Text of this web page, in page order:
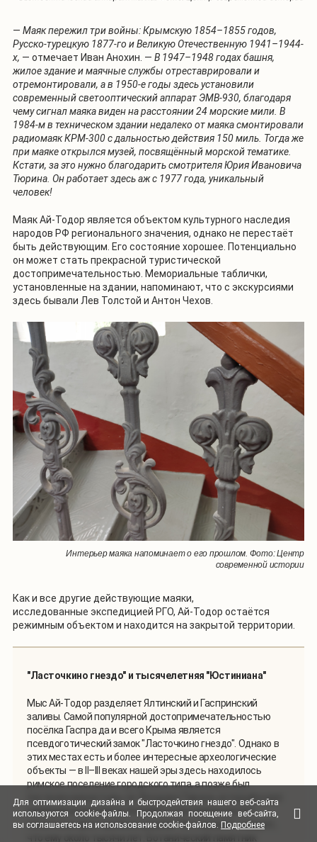
— Маяк пережил три войны: Крымскую 1854–1855 годов,
Русско-турецкую 1877-го и Великую Отечественную 1941–1944-
х, — отмечает Иван Анохин. — В 1947–1948 годах башня,
жилое здание и маячные службы отреставрировали и
отремонтировали, а в 1950-е годы здесь установили
современный светооптический аппарат ЭМВ-930, благодаря
чему сигнал маяка виден на расстоянии 24 морские мили. В
1984-м в техническом здании недалеко от маяка смонтировали
радиомаяк КРМ-300 с дальностью действия 150 миль. Тогда же
при маяке открылся музей, посвящённый морской тематике.
Кстати, за это нужно благодарить смотрителя Юрия Ивановича
Тюрина. Он работает здесь аж с 1977 года, уникальный
человек!
Маяк Ай-Тодор является объектом культурного наследия
народов РФ регионального значения, однако не перестаёт
быть действующим. Его состояние хорошее. Потенциально
он может стать прекрасной туристической
достопримечательностью. Мемориальные таблички,
установленные на здании, напоминают, что с экскурсиями
здесь бывали Лев Толстой и Антон Чехов.
Интерьер маяка напоминает о его прошлом. Фото: Центр
современной истории
Как и все другие действующие маяки,
исследованные экспедицией РГО, Ай-Тодор остаётся
режимным объектом и находится на закрытой территории.
"Ласточкино гнездо" и тысячелетняя "Юстиниана"
Мыс Ай-Тодор разделяет Ялтинский и Гаспринский
заливы. Самой популярной достопримечательностью
посёлка Гаспра да и всего Крыма является
псевдоготический замок "Ласточкино гнездо". Однако в
этих местах есть и более интересные археологические
объекты — в II–III веках нашей эры здесь находилось
римское поселение городского типа, а позже был
построен монастырь св. Феодора Тирона, который и дал
название всему мысу. А прямо у стен маяка растёт
гигантское фисташковое дерево "Юстиниана", говорят,
Для оптимизации дизайна и быстродействия нашего веб-сайта
используются cookie-файлы. Продолжая посещение веб-сайта,
вы соглашаетесь на использование cookie-файлов. Подробнее